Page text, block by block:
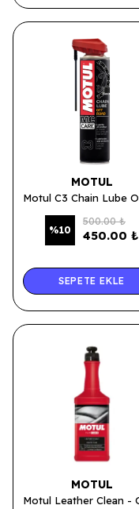
MOTUL
%10
500.00 ₺
450.00 ₺
SEPETE EKLE
MOTUL